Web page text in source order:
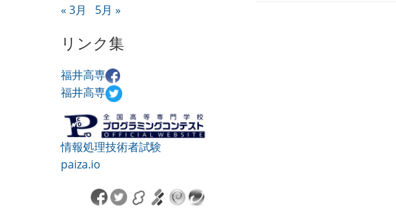
« 3月 5月 »
リンク集
福井高専
福井高専
情報処理技術者試験
paiza.io